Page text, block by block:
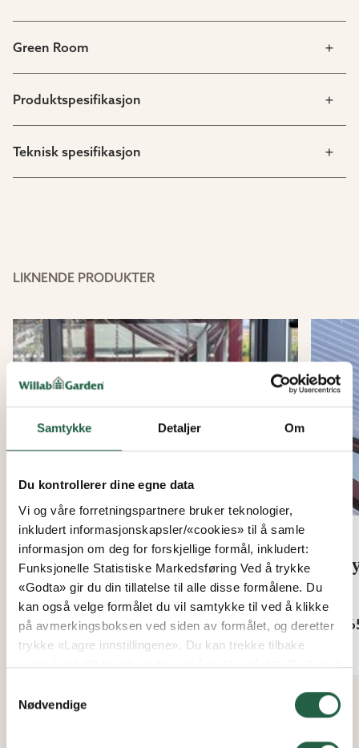
Samtykke Detaljer Om
Du kontrollerer dine egne data
Vi og våre forretningspartnere bruker teknologier,
inkludert informasjonskapsler/«cookies» til å samle
informasjon om deg for forskjellige formål, inkludert:
Funksjonelle Statistiske Markedsføring Ved å trykke
«Godta» gir du din tillatelse til alle disse formålene. Du
kan også velge formålet du vil samtykke til ved å klikke
på avmerkingsboksen ved siden av formålet, og deretter
trykke «Lagre innstillingene». Du kan trekke tilbake
samtykket ditt til enhver tid ved å trykke på det lille ikonet
om hvordan vi bruker informasjonskapsler og annen
Nødvendige
Green Room
Produktspesifikasjon
Teknisk spesifikasjon
LIKNENDE PRODUKTER
Green Room
Monteringsplate Green Room
- aluminium
Fra
kr 631
kr